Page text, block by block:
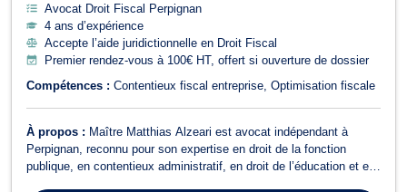
Avocat Droit Fiscal Perpignan
4 ans d’expérience
Accepte l’aide juridictionnelle en Droit Fiscal
Premier rendez-vous à 100€ HT, offert si ouverture de dossier
Compétences : Contentieux fiscal entreprise Optimisation fiscale
À propos : Maître Matthias Alzeari est avocat indépendant à
Perpignan, reconnu pour son expertise en droit de la fonction
publique, en contentieux administratif, en droit de l’éducation et en